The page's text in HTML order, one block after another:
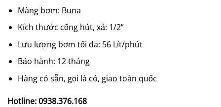
Màng bơm: Buna
Kích thước cổng hút, xả: 1/2”
Lưu lượng bơm tối đa: 56 Lít/phút
Bảo hành: 12 tháng
Hàng có sẵn, gọi là có, giao toàn quốc
Hotline: 0938.376.168